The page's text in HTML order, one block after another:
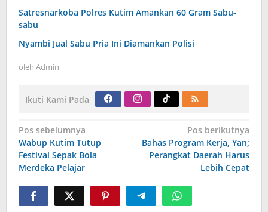
Satresnarkoba Polres Kutim Amankan 60 Gram Sabu-
sabu
Nyambi Jual Sabu Pria Ini Diamankan Polisi
oleh Admin
Ikuti Kami Pada
Navigasi
pos
Pos sebelumnya
Wabup Kutim Tutup
Festival Sepak Bola
Merdeka Pelajar
Pos berikutnya
Bahas Program Kerja, Yan;
Perangkat Daerah Harus
Lebih Cepat